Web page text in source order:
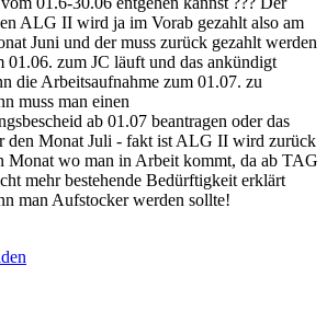
ALG II wird ja im Vorab gezahlt also am
Juni und der muss zurück gezahlt werden
01.06. zum JC läuft und das ankündigt
die Arbeitsaufnahme zum 01.07. zu
muss man einen
ab 01.07 beantragen oder das
den Monat Juli - fakt ist ALG II wird zurück
Monat wo man in Arbeit kommt, da ab TAG
mehr bestehende Bedürftigkeit erklärt
man Aufstocker werden sollte!